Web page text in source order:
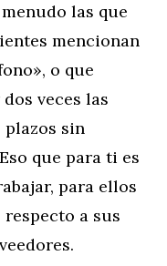
las que
mencionan
o que
veces las
plazos sin
que para ti es
para ellos
a sus